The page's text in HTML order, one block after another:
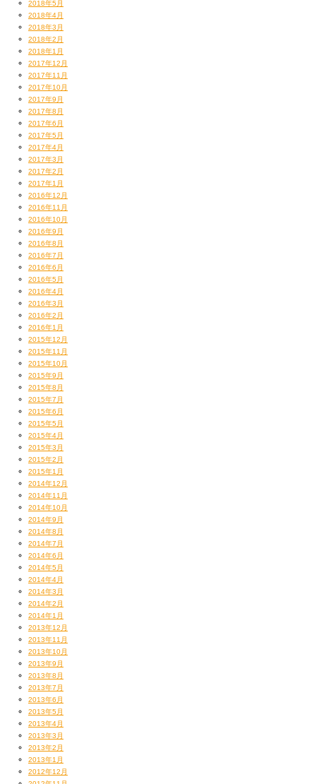
2018年5月
2018年4月
2018年3月
2018年2月
2018年1月
2017年12月
2017年11月
2017年10月
2017年9月
2017年8月
2017年6月
2017年5月
2017年4月
2017年3月
2017年2月
2017年1月
2016年12月
2016年11月
2016年10月
2016年9月
2016年8月
2016年7月
2016年6月
2016年5月
2016年4月
2016年3月
2016年2月
2016年1月
2015年12月
2015年11月
2015年10月
2015年9月
2015年8月
2015年7月
2015年6月
2015年5月
2015年4月
2015年3月
2015年2月
2015年1月
2014年12月
2014年11月
2014年10月
2014年9月
2014年8月
2014年7月
2014年6月
2014年5月
2014年4月
2014年3月
2014年2月
2014年1月
2013年12月
2013年11月
2013年10月
2013年9月
2013年8月
2013年7月
2013年6月
2013年5月
2013年4月
2013年3月
2013年2月
2013年1月
2012年12月